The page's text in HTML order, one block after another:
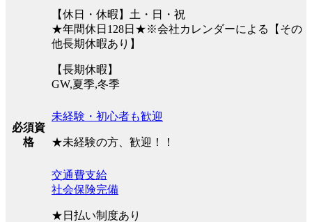
【休日・休暇】土・日・祝
★年間休日128日★※会社カレンダーによる【その
他長期休暇あり】
【長期休暇】
GW,夏季,冬季
必須資
格
未経験・初心者も歓迎
★未経験の方、歓迎！！
交通費支給
社会保険完備
★日払い制度あり